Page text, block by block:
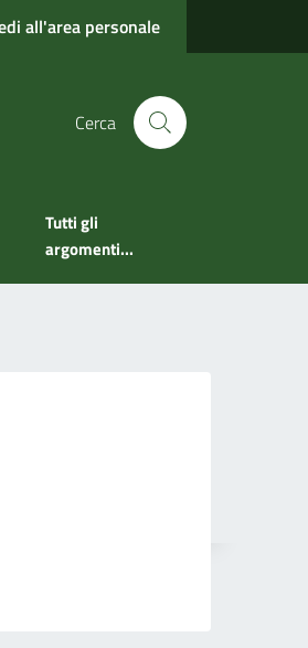
all'area personale
Cerca
Tutti gli
argomenti...